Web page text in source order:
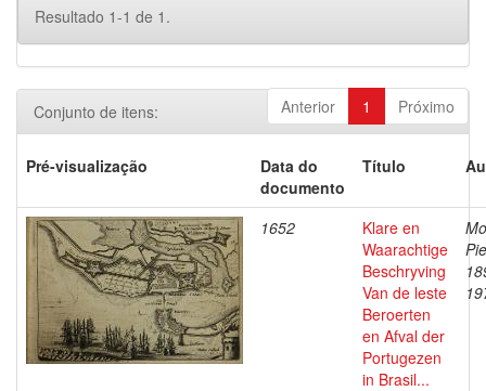
Resultado 1-1 de 1.
Anterior 1 Próximo
Conjunto de itens:
Pré-visualização
Data do
documento
Título
1652
Klare en
Waarachtige
Beschryving
Van de leste
Beroerten
en Afval der
Portugezen
in Brasil...